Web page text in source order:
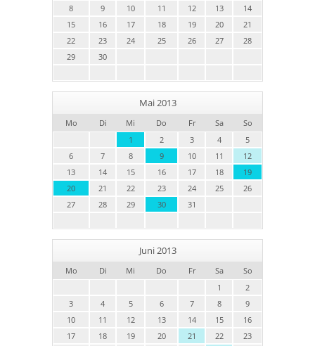
8
9 10 11 12 13
14
15
16 17 18 19 20
21
22
23 24 25 26 27
28
29
30
Mai 2013
Mo Di Mi Do Fr Sa
So
1
2 3 4
5
6
7 8 9 10 11
12
13
14 15 16 17 18
19
20
21 22 23 24 25
26
27
28 29 30 31
Juni 2013
Mo Di Mi Do Fr Sa
So
1
2
3
4 5 6 7 8
9
10
11 12 13 14 15
16
17
18 19 20 21 22
23